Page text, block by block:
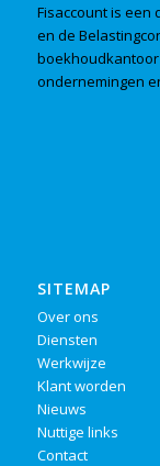
Fisaccount is een
en de
ondernemingen
SITEMAP
Over ons
Diensten
Werkwijze
Klant worden
Nieuws
Nuttige links
Contact